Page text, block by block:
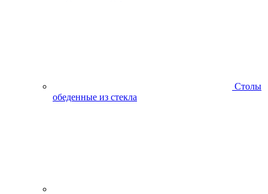
Столы
обеденные из стекла